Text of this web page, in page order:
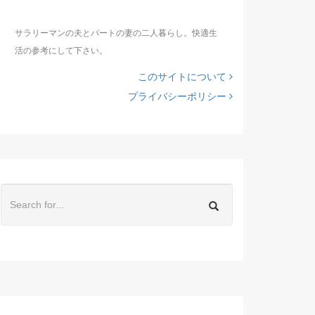
サラリーマンの夫とパートの妻の二人暮らし。快適生
活の参考にして下さい。
このサイトについて
プライバシーポリシー